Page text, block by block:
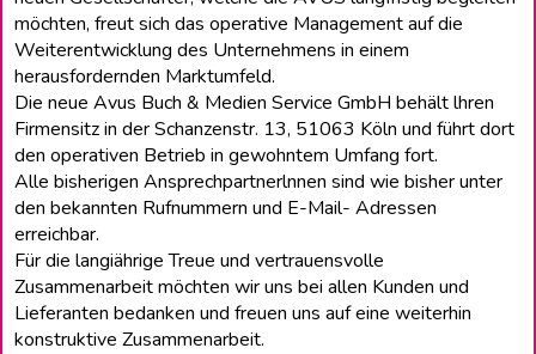
möchten, freut sich das operative Management auf die
Weiterentwicklung des Unternehmens in einem
herausfordernden Marktumfeld.
Die neue Avus Buch & Medien Service GmbH behält lhren
Firmensitz in der Schanzenstr. 13, 51063 Köln und führt dort
den operativen Betrieb in gewohntem Umfang fort.
Alle bisherigen Ansprechpartnerlnnen sind wie bisher unter
den bekannten Rufnummern und E-Mail- Adressen
erreichbar.
Für die langiährige Treue und vertrauensvolle
Zusammenarbeit möchten wir uns bei allen Kunden und
Lieferanten bedanken und freuen uns auf eine weiterhin
konstruktive Zusammenarbeit.